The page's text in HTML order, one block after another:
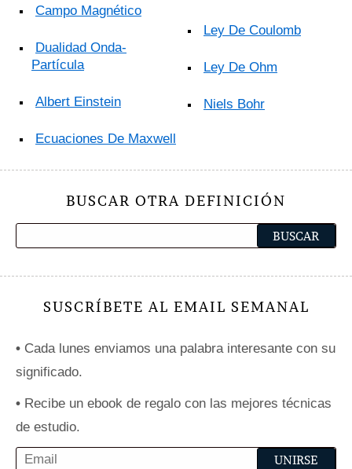
Campo Magnético
Dualidad Onda-
Partícula
Albert Einstein
Ecuaciones De Maxwell
Ley De Coulomb
Ley De Ohm
Niels Bohr
BUSCAR OTRA DEFINICIÓN
SUSCRÍBETE AL EMAIL SEMANAL
• Cada lunes enviamos una palabra interesante con su
significado.
• Recibe un ebook de regalo con las mejores técnicas
de estudio.